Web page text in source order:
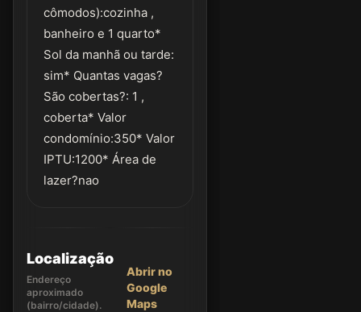
cômodos):cozinha ,
banheiro e 1 quarto*
Sol da manhã ou tarde:
sim* Quantas vagas?
São cobertas?: 1 ,
coberta* Valor
condomínio:350* Valor
IPTU:1200* Área de
lazer?nao
Localização
Endereço
aproximado
(bairro/cidade).
Abrir no
Google
Maps